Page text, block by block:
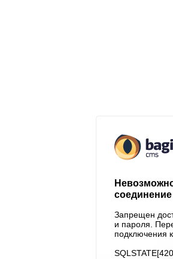
Запрещен
и пароля.
подключения